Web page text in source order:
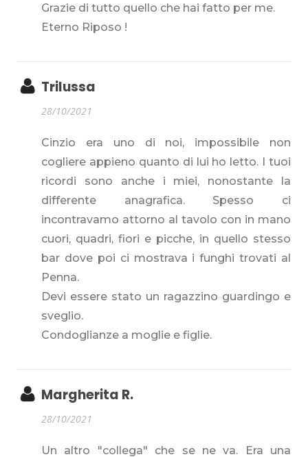
Grazie di tutto quello che hai fatto per me.
Eterno Riposo !
Trilussa
28/10/2021
Cinzio era uno di noi, impossibile non
cogliere appieno quanto di lui ho letto. I tuoi
ricordi sono anche i miei, nonostante la
differente anagrafica. Spesso ci
incontravamo attorno al tavolo con in mano
cuori, quadri, fiori e picche, in quello stesso
bar dove poi ci mostrava i funghi trovati al
Penna.
Devi essere stato un ragazzino guardingo e
sveglio.
Condoglianze a moglie e figlie.
Margherita R.
28/10/2021
Un altro "collega" che se ne va. Era una